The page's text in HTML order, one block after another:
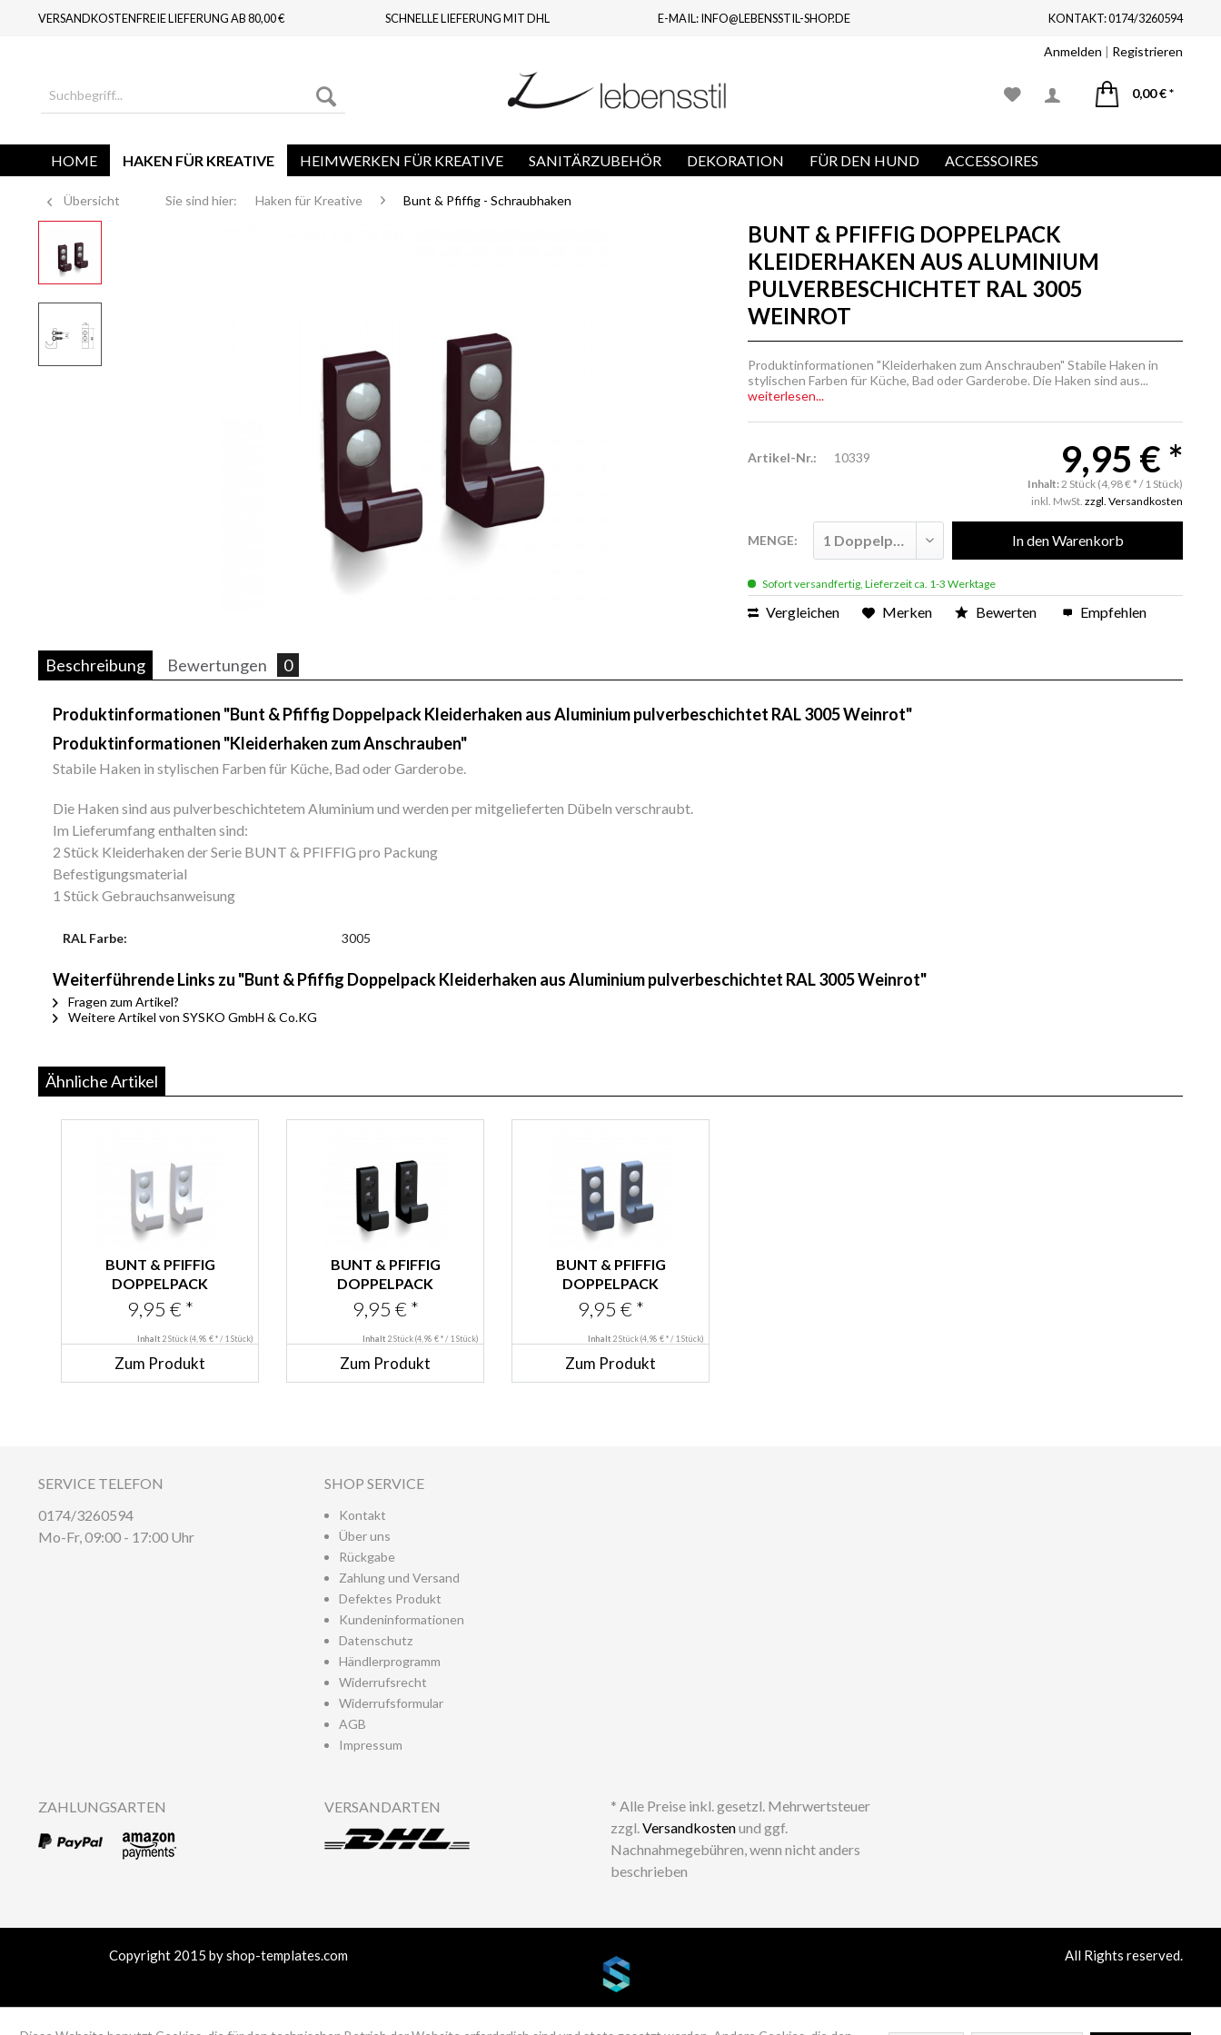
VERSANDKOSTENFREIE LIEFERUNG AB 80,00 € SCHNELLE LIEFERUNG MIT DHL E-MAIL: INFO@LEBENSSTIL-SHOP.DE KONTAKT: 0174/3260594
Anmelden | Registrieren
0,00 € *
HOME HAKEN FÜR KREATIVE HEIMWERKEN FÜR KREATIVE SANITÄRZUBEHÖR DEKORATION FÜR DEN HUND ACCESSOIRES
Übersicht Sie sind hier: Haken für Kreative Bunt & Pfiffig - Schraubhaken
BUNT & PFIFFIG DOPPELPACK
KLEIDERHAKEN AUS ALUMINIUM
PULVERBESCHICHTET RAL 3005
WEINROT
Produktinformationen "Kleiderhaken zum Anschrauben" Stabile Haken in
stylischen Farben für Küche, Bad oder Garderobe. Die Haken sind aus...
weiterlesen...
Artikel-Nr.: 10339 9,95 € *
Inhalt:2 Stück (4,98 € * / 1 Stück)
inkl. MwSt. zzgl. Versandkosten
MENGE: In denWarenkorb
Sofort versandfertig, Lieferzeit ca. 1-3 Werktage
Vergleichen Merken Bewerten Empfehlen
Beschreibung Bewertungen 0
Produktinformationen "Bunt & Pfiffig Doppelpack Kleiderhaken aus Aluminium pulverbeschichtet RAL 3005 Weinrot"
Produktinformationen "Kleiderhaken zum Anschrauben"
Stabile Haken in stylischen Farben für Küche, Bad oder Garderobe.
Die Haken sind aus pulverbeschichtetem Aluminium und werden per mitgelieferten Dübeln verschraubt.
Im Lieferumfang enthalten sind:
2 Stück Kleiderhaken der Serie BUNT & PFIFFIG pro Packung
Befestigungsmaterial
1 Stück Gebrauchsanweisung
RAL Farbe: 3005
Weiterführende Links zu "Bunt & Pfiffig Doppelpack Kleiderhaken aus Aluminium pulverbeschichtet RAL 3005 Weinrot"
Fragen zum Artikel?
Weitere Artikel von SYSKO GmbH & Co.KG
Ähnliche Artikel
BUNT & PFIFFIG
DOPPELPACK
KLEIDERHAKEN
WANDHAKEN...
9,95 € *
Inhalt 2 Stück(4,98 € * / 1 Stück)
Zum Produkt
BUNT & PFIFFIG
DOPPELPACK
KLEIDERHAKEN
WANDHAKEN...
9,95 € *
Inhalt 2 Stück(4,98 € * / 1 Stück)
Zum Produkt
BUNT & PFIFFIG
DOPPELPACK
KLEIDERHAKEN
WANDHAKEN...
9,95 € *
Inhalt 2 Stück(4,98 € * / 1 Stück)
Zum Produkt
SERVICE TELEFON
0174/3260594
Mo-Fr, 09:00 - 17:00 Uhr
SHOP SERVICE
Kontakt
Über uns
Rückgabe
Zahlung und Versand
Defektes Produkt
Kundeninformationen
Datenschutz
Händlerprogramm
Widerrufsrecht
Widerrufsformular
AGB
Impressum
ZAHLUNGSARTEN VERSANDARTEN
* Alle Preise inkl. gesetzl. Mehrwertsteuer
zzgl.Versandkostenund ggf.
Nachnahmegebühren, wenn nicht anders
beschrieben
Copyright 2015 by shop-templates.com All Rights reserved.